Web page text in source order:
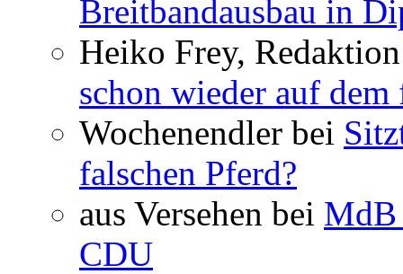
Breitbandausbau in
Heiko Frey,
schon wieder auf dem
Wochenendler bei
falschen Pferd?
aus Versehen bei MdB
CDU